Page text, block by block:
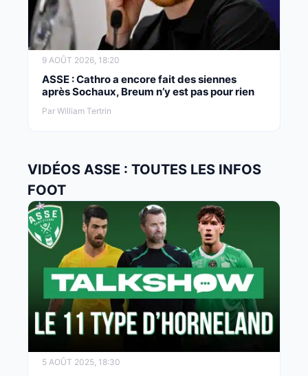
9 AOÛT 2026, 18:20
ASSE : Cathro a encore fait des siennes
après Sochaux, Breum n’y est pas pour rien
Par William Tertrin
VIDÉOS ASSE : TOUTES LES INFOS
FOOT
5 AOÛT 2025, 18:30